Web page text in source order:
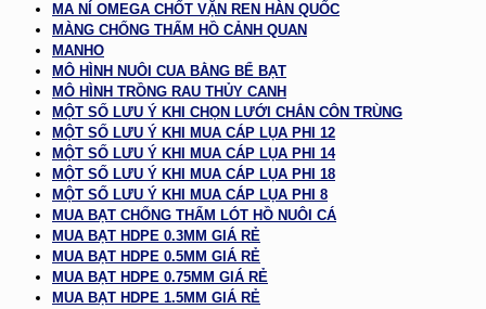
MA NÍ OMEGA CHỐT VẶN REN HÀN QUỐC
MÀNG CHỐNG THẤM HỒ CẢNH QUAN
MANHO
MÔ HÌNH NUÔI CUA BẰNG BỂ BẠT
MÔ HÌNH TRỒNG RAU THỦY CANH
MỘT SỐ LƯU Ý KHI CHỌN LƯỚI CHẮN CÔN TRÙNG
MỘT SỐ LƯU Ý KHI MUA CÁP LỤA PHI 12
MỘT SỐ LƯU Ý KHI MUA CÁP LỤA PHI 14
MỘT SỐ LƯU Ý KHI MUA CÁP LỤA PHI 18
MỘT SỐ LƯU Ý KHI MUA CÁP LỤA PHI 8
MUA BẠT CHỐNG THẤM LÓT HỒ NUÔI CÁ
MUA BẠT HDPE 0.3MM GIÁ RẺ
MUA BẠT HDPE 0.5MM GIÁ RẺ
MUA BẠT HDPE 0.75MM GIÁ RẺ
MUA BẠT HDPE 1.5MM GIÁ RẺ